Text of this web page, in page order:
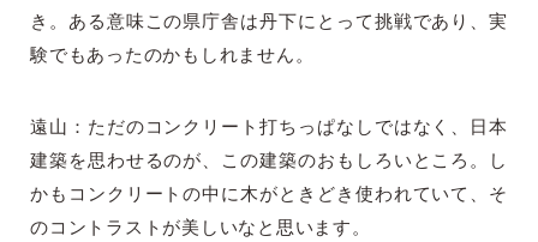
き。ある意味この県庁舎は丹下にとって挑戦であり、実
験でもあったのかもしれません。
遠山：ただのコンクリート打ちっぱなしではなく、日本
建築を思わせるのが、この建築のおもしろいところ。し
かもコンクリートの中に木がときどき使われていて、そ
のコントラストが美しいなと思います。